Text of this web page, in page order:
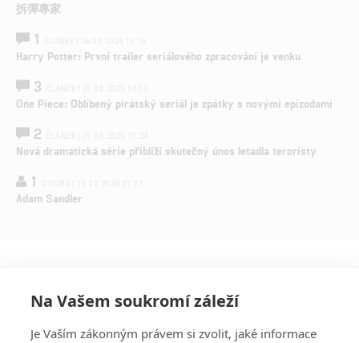
拆彈專家
1
Harry Potter: První trailer seriálového zpracování je venku
3
One Piece: Oblíbený pirátský seriál je zpátky s novými epizodami
2
Nová dramatická série přiblíží skutečný únos letadla teroristy
1
Adam Sandler
Na Vašem soukromí záleží
Je Vaším zákonným právem si zvolit, jaké informace